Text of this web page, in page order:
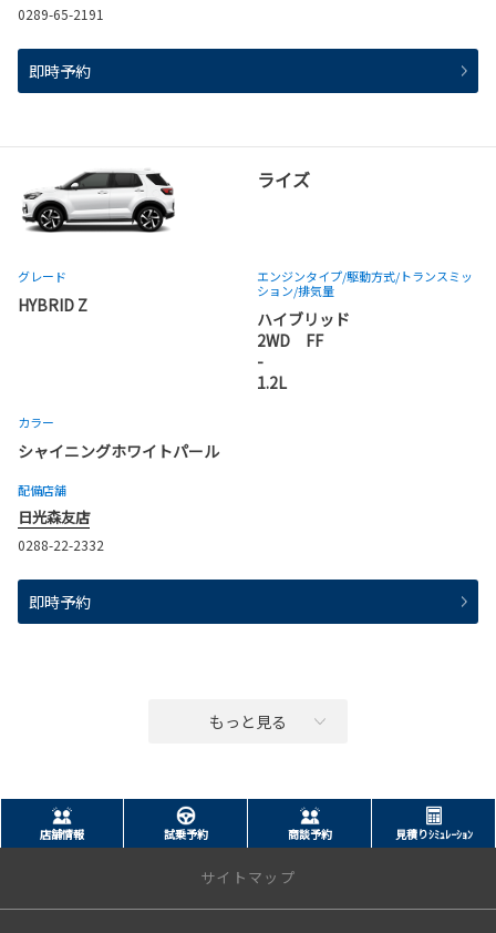
0289-65-2191
即時予約
ライズ
グレード
HYBRID Z
エンジンタイプ/駆動方式/トランスミッ
ション/排気量
ハイブリッド
2WD FF
-
1.2L
カラー
シャイニングホワイトパール
配備店舗
日光森友店
0288-22-2332
即時予約
もっと見る
店舗情報 試乗予約 商談予約 見積りｼﾐｭﾚｰｼｮﾝ
サイトマップ